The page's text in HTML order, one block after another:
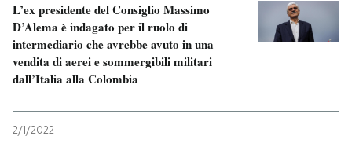
I MIEI PREFERITI
L’ex presidente del Consiglio Massimo
D’Alema è indagato per il ruolo di
intermediario che avrebbe avuto in una
vendita di aerei e sommergibili militari
dall’Italia alla Colombia
2/1/2022